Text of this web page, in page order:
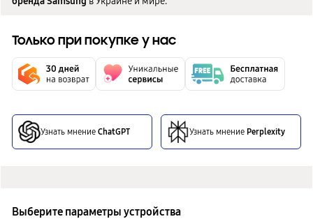
Только при покупке у нас
Узнать мнение ChatGPT Узнать мнение Perplexity
Выберите параметры устройства